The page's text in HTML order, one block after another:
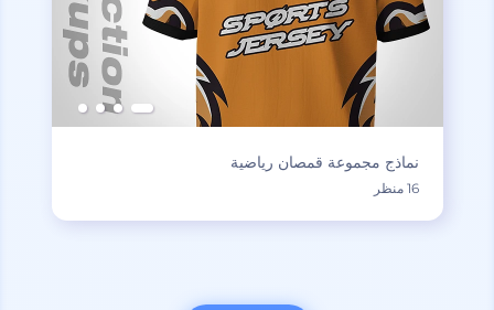
نماذج مجموعة قمصان رياضية
16 منظر